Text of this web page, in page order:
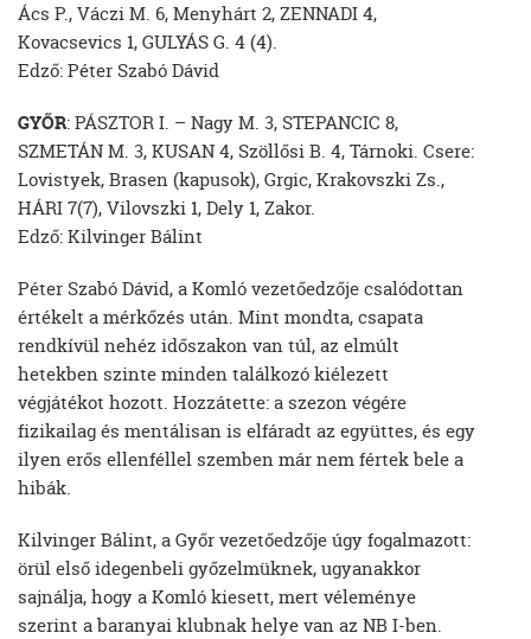
Ács P., Váczi M. 6, Menyhárt 2, ZENNADI 4,
Kovacsevics 1, GULYÁS G. 4 (4).
Edző: Péter Szabó Dávid
GYŐR: PÁSZTOR I. – Nagy M. 3, STEPANCIC 8,
SZMETÁN M. 3, KUSAN 4, Szöllősi B. 4, Tárnoki. Csere:
Lovistyek, Brasen (kapusok), Grgic, Krakovszki Zs.,
HÁRI 7(7), Vilovszki 1, Dely 1, Zakor.
Edző: Kilvinger Bálint
Péter Szabó Dávid, a Komló vezetőedzője csalódottan
értékelt a mérkőzés után. Mint mondta, csapata
rendkívül nehéz időszakon van túl, az elmúlt
hetekben szinte minden találkozó kiélezett
végjátékot hozott. Hozzátette: a szezon végére
fizikailag és mentálisan is elfáradt az együttes, és egy
ilyen erős ellenféllel szemben már nem fértek bele a
hibák.
Kilvinger Bálint, a Győr vezetőedzője úgy fogalmazott:
örül első idegenbeli győzelmüknek, ugyanakkor
sajnálja, hogy a Komló kiesett, mert véleménye
szerint a baranyai klubnak helye van az NB I-ben.